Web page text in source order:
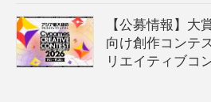
【公募情報】大
向け創作コンテ
リエイティブコ